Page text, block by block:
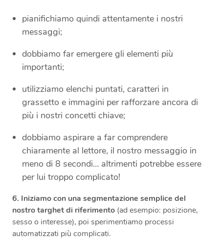
pianifichiamo quindi attentamente i nostri
messaggi;
dobbiamo far emergere gli elementi più
importanti;
utilizziamo elenchi puntati, caratteri in
grassetto e immagini per rafforzare ancora di
più i nostri concetti chiave;
dobbiamo aspirare a far comprendere
chiaramente al lettore, il nostro messaggio in
meno di 8 secondi… altrimenti potrebbe essere
per lui troppo complicato!
6. Iniziamo con una segmentazione semplice del
nostro targhet di riferimento (ad esempio: posizione,
sesso o interesse), poi sperimentiamo processi
automatizzati più complicati.